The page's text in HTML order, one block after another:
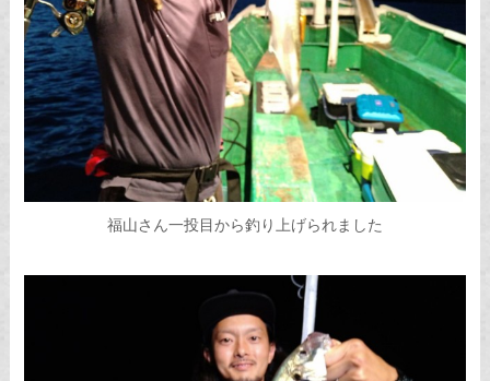
福山さん一投目から釣り上げられました